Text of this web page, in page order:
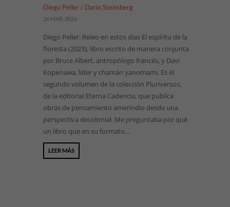
Diego Peller / Darío Steimberg
26 MAR, 2026
Diego Peller: Releo en estos días El espíritu de la
floresta (2023), libro escrito de manera conjunta
por Bruce Albert, antropólogo francés, y Davi
Kopenawa, líder y chamán yanomami. Es el
segundo volumen de la colección Pluriversos,
de la editorial Eterna Cadencia, que publica
obras de pensamiento amerindio desde una
perspectiva decolonial. Me preguntaba por qué
un libro que en su formato...
LEER MÁS